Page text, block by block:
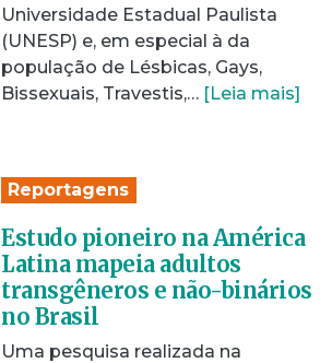
Universidade Estadual Paulista
(UNESP) e, em especial à da
população de Lésbicas, Gays,
Bissexuais, Travestis,… [Leia mais]
Reportagens
Estudo pioneiro na América
Latina mapeia adultos
transgêneros e não-binários
no Brasil
Uma pesquisa realizada na